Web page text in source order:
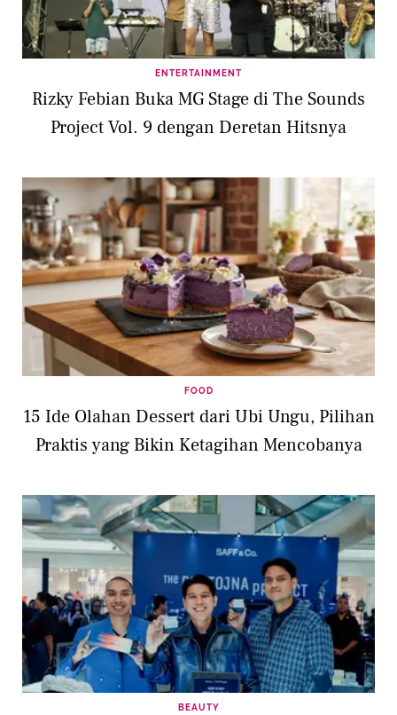
ENTERTAINMENT
Rizky Febian Buka MG Stage di The Sounds
Project Vol. 9 dengan Deretan Hitsnya
FOOD
15 Ide Olahan Dessert dari Ubi Ungu, Pilihan
Praktis yang Bikin Ketagihan Mencobanya
BEAUTY